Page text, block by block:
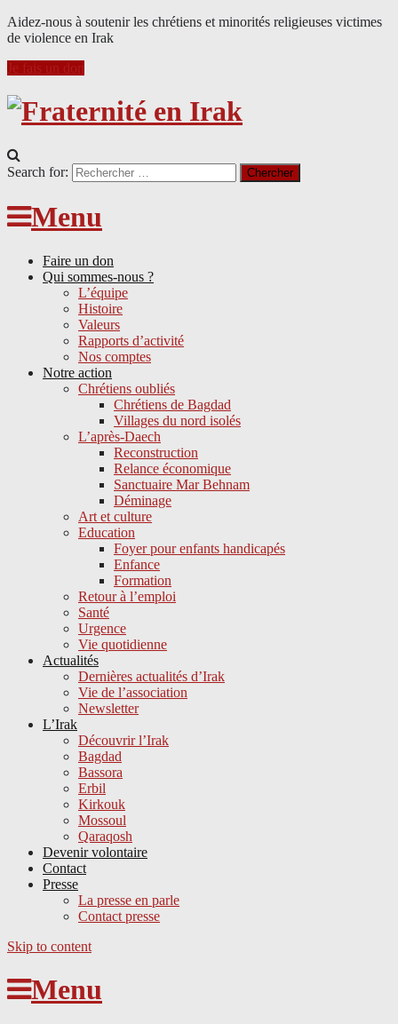
Aidez-nous à soutenir les chrétiens et minorités religieuses victimes
de violence en Irak
Je fais un don
Search for:
Menu
Faire un don
Qui sommes-nous ?
L’équipe
Histoire
Valeurs
Rapports d’activité
Nos comptes
Notre action
Chrétiens oubliés
Chrétiens de Bagdad
Villages du nord isolés
L’après-Daech
Reconstruction
Relance économique
Sanctuaire Mar Behnam
Déminage
Art et culture
Education
Foyer pour enfants handicapés
Enfance
Formation
Retour à l’emploi
Santé
Urgence
Vie quotidienne
Actualités
Dernières actualités d’Irak
Vie de l’association
Newsletter
L’Irak
Découvrir l’Irak
Bagdad
Bassora
Erbil
Kirkouk
Mossoul
Qaraqosh
Devenir volontaire
Contact
Presse
La presse en parle
Contact presse
Skip to content
Menu